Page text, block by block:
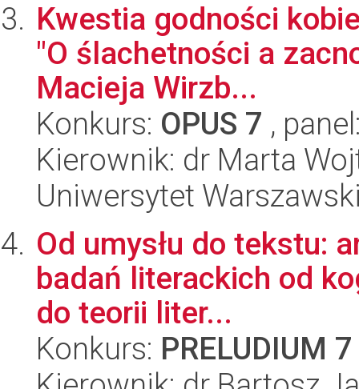
Kwestia godności
"O ślachetności a
Macieja Wirzb...
Konkurs: OPUS 7 ,
Kierownik: dr Marta
Uniwersytet
Od umysłu do tekstu:
badań literackich od
do teorii liter...
Konkurs: PRELUDIUM 7